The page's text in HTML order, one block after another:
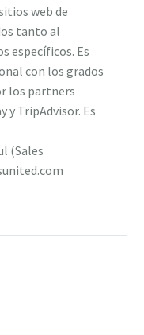
web de
tanto al
específicos. Es
con los grados
los partners
y TripAdvisor. Es
(Sales